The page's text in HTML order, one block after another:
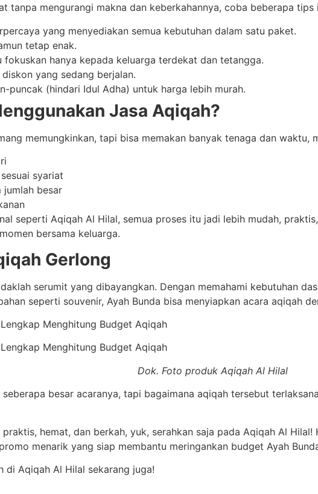
tanpa mengurangi makna dan keberkahannya, coba beberapa tips
yang menyediakan semua kebutuhan dalam satu paket.
tetap enak.
fokuskan hanya kepada keluarga terdekat dan tetangga.
yang sedang berjalan.
puncak (hindari Idul Adha) untuk harga lebih murah.
Jasa Aqiqah?
memungkinkan, tapi bisa memakan banyak tenaga dan waktu,
syariat
jumlah besar
seperti Aqiqah Al Hilal, semua proses itu jadi lebih mudah,
bersama keluarga.
Gerlong
serumit yang dibayangkan. Dengan memahami kebutuhan
seperti souvenir, Ayah Bunda bisa menyiapkan acara aqiqah
Dok. Foto produk Aqiqah Al Hilal
besar acaranya, tapi bagaimana aqiqah tersebut
hemat, dan berkah, yuk, serahkan saja pada Aqiqah Al
menarik yang siap membantu meringankan budget Ayah
di Aqiqah Al Hilal sekarang juga!